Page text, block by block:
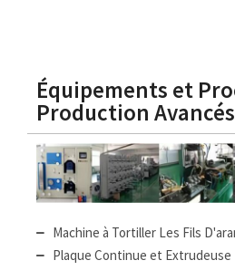
Équipements et
Production Avancés
Machine à Tortiller Les Fils
Plaque Continue et Extrudeuse